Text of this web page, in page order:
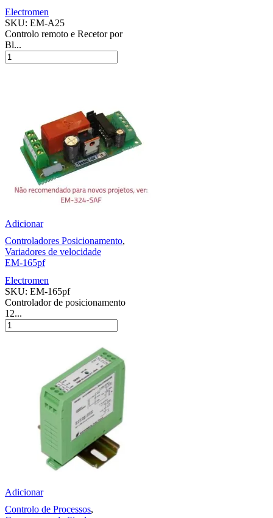
Electromen
SKU: EM-A25
Controlo remoto e Recetor por
Bl...
Adicionar
Controladores Posicionamento,
Variadores de velocidade
EM-165pf
Electromen
SKU: EM-165pf
Controlador de posicionamento
12...
Adicionar
Controlo de Processos,